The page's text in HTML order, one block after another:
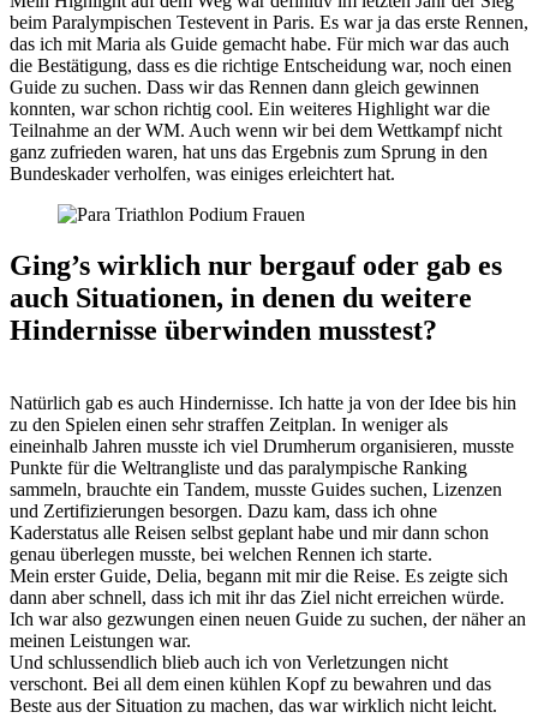
beim Paralympischen Testevent in Paris. Es war ja das erste Rennen,
das ich mit Maria als Guide gemacht habe. Für mich war das auch
die Bestätigung, dass es die richtige Entscheidung war, noch einen
Guide zu suchen. Dass wir das Rennen dann gleich gewinnen
konnten, war schon richtig cool. Ein weiteres Highlight war die
Teilnahme an der WM. Auch wenn wir bei dem Wettkampf nicht
ganz zufrieden waren, hat uns das Ergebnis zum Sprung in den
Bundeskader verholfen, was einiges erleichtert hat.
Ging’s wirklich nur bergauf oder gab es
auch Situationen, in denen du weitere
Hindernisse überwinden musstest?
Natürlich gab es auch Hindernisse. Ich hatte ja von der Idee bis hin
zu den Spielen einen sehr straffen Zeitplan. In weniger als
eineinhalb Jahren musste ich viel Drumherum organisieren, musste
Punkte für die Weltrangliste und das paralympische Ranking
sammeln, brauchte ein Tandem, musste Guides suchen, Lizenzen
und Zertifizierungen besorgen. Dazu kam, dass ich ohne
Kaderstatus alle Reisen selbst geplant habe und mir dann schon
genau überlegen musste, bei welchen Rennen ich starte.
Mein erster Guide, Delia, begann mit mir die Reise. Es zeigte sich
dann aber schnell, dass ich mit ihr das Ziel nicht erreichen würde.
Ich war also gezwungen einen neuen Guide zu suchen, der näher an
meinen Leistungen war.
Und schlussendlich blieb auch ich von Verletzungen nicht
verschont. Bei all dem einen kühlen Kopf zu bewahren und das
Beste aus der Situation zu machen, das war wirklich nicht leicht.